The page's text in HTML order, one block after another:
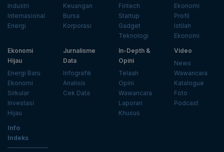
Industri
Internasional
Energi
Keuangan
Bursa
Korporasi
Fintech
Startup
Gadget
Teknologi
Ekonomi
Profil
Istilah
Ekonomi
Ekonomi
Hijau
Energi Baru
Ekonomi
Sirkular
Investasi
Hijau
Jurnalisme
Data
Infografik
Analisis
Cek Data
In-Depth &
Opini
Telaah
Opini
Wawancara
Laporan
Khusus
Video
News
Wawancara
Katalogue
Foto
Podcast
Info
Indeks